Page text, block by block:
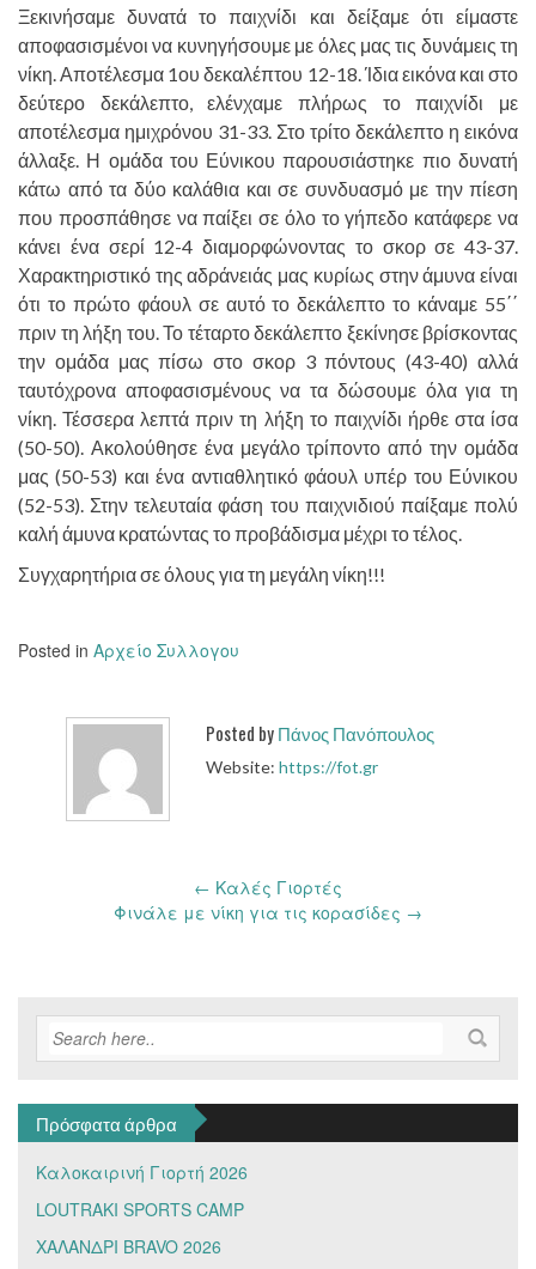
Ξεκινήσαμε δυνατά το παιχνίδι και δείξαμε ότι είμαστε
αποφασισμένοι να κυνηγήσουμε με όλες μας τις δυνάμεις τη
νίκη. Αποτέλεσμα 1ου δεκαλέπτου 12-18. Ίδια εικόνα και στο
δεύτερο δεκάλεπτο, ελένχαμε πλήρως το παιχνίδι με
αποτέλεσμα ημιχρόνου 31-33. Στο τρίτο δεκάλεπτο η εικόνα
άλλαξε. Η ομάδα του Εύνικου παρουσιάστηκε πιο δυνατή
κάτω από τα δύο καλάθια και σε συνδυασμό με την πίεση
που προσπάθησε να παίξει σε όλο το γήπεδο κατάφερε να
κάνει ένα σερί 12-4 διαμορφώνοντας το σκορ σε 43-37.
Χαρακτηριστικό της αδράνειάς μας κυρίως στην άμυνα είναι
ότι το πρώτο φάουλ σε αυτό το δεκάλεπτο το κάναμε 55΄΄
πριν τη λήξη του. Το τέταρτο δεκάλεπτο ξεκίνησε βρίσκοντας
την ομάδα μας πίσω στο σκορ 3 πόντους (43-40) αλλά
ταυτόχρονα αποφασισμένους να τα δώσουμε όλα για τη
νίκη. Τέσσερα λεπτά πριν τη λήξη το παιχνίδι ήρθε στα ίσα
(50-50). Ακολούθησε ένα μεγάλο τρίποντο από την ομάδα
μας (50-53) και ένα αντιαθλητικό φάουλ υπέρ του Εύνικου
(52-53). Στην τελευταία φάση του παιχνιδιού παίξαμε πολύ
καλή άμυνα κρατώντας το προβάδισμα μέχρι το τέλος.
Συγχαρητήρια σε όλους για τη μεγάλη νίκη!!!
Posted in Αρχείο Συλλογου
Posted byΠάνος Πανόπουλος
Website: https://fot.gr
← Καλές Γιορτές
Φινάλε με νίκη για τις κορασίδες →
Πρόσφατα άρθρα
Καλοκαιρινή Γιορτή 2026
LOUTRAKI SPORTS CAMP
ΧΑΛΑΝΔΡΙ BRAVO 2026